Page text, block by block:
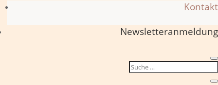
Kontakt
Newsletteranmeldung